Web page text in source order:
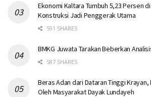
Ekonomi Kaltara Tumbuh 5,23 Persen
Konstruksi Jadi Penggerak Utama
591 SHARES
BMKG Juwata Tarakan Beberkan
587 SHARES
Beras Adan dari Dataran Tinggi Krayan,
Oleh Masyarakat Dayak Lundayeh